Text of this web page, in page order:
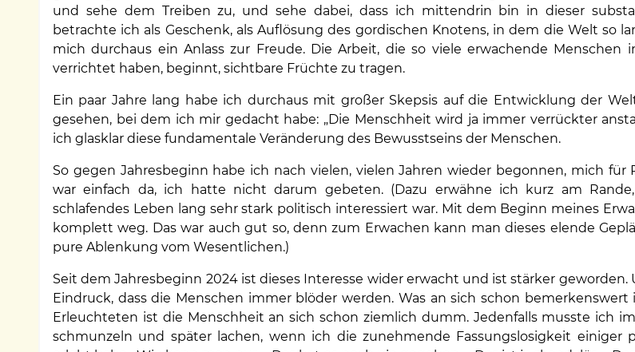
und sehe dem Treiben zu, und sehe dabei, dass ich mittendrin bin in dieser
betrachte ich als Geschenk, als Auflösung des gordischen Knotens, in dem die Welt so
mich durchaus ein Anlass zur Freude. Die Arbeit, die so viele erwachende Menschen
verrichtet haben, beginnt, sichtbare Früchte zu tragen.
Ein paar Jahre lang habe ich durchaus mit großer Skepsis auf die Entwicklung der
gesehen, bei dem ich mir gedacht habe: „Die Menschheit wird ja immer verrückter
ich glasklar diese fundamentale Veränderung des Bewusstseins der Menschen.
So gegen Jahresbeginn habe ich nach vielen, vielen Jahren wieder begonnen, mich für
war einfach da, ich hatte nicht darum gebeten. (Dazu erwähne ich kurz am
schlafendes Leben lang sehr stark politisch interessiert war. Mit dem Beginn meines
komplett weg. Das war auch gut so, denn zum Erwachen kann man dieses elende
pure Ablenkung vom Wesentlichen.)
Seit dem Jahresbeginn 2024 ist dieses Interesse wider erwacht und ist stärker geworden.
Eindruck, dass die Menschen immer blöder werden. Was an sich schon bemerkenswert
Erleuchteten ist die Menschheit an sich schon ziemlich dumm. Jedenfalls musste ich
schmunzeln und später lachen, wenn ich die zunehmende Fassungslosigkeit einiger